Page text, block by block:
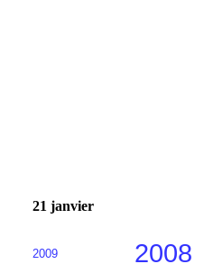
21 janvier
2009 2008